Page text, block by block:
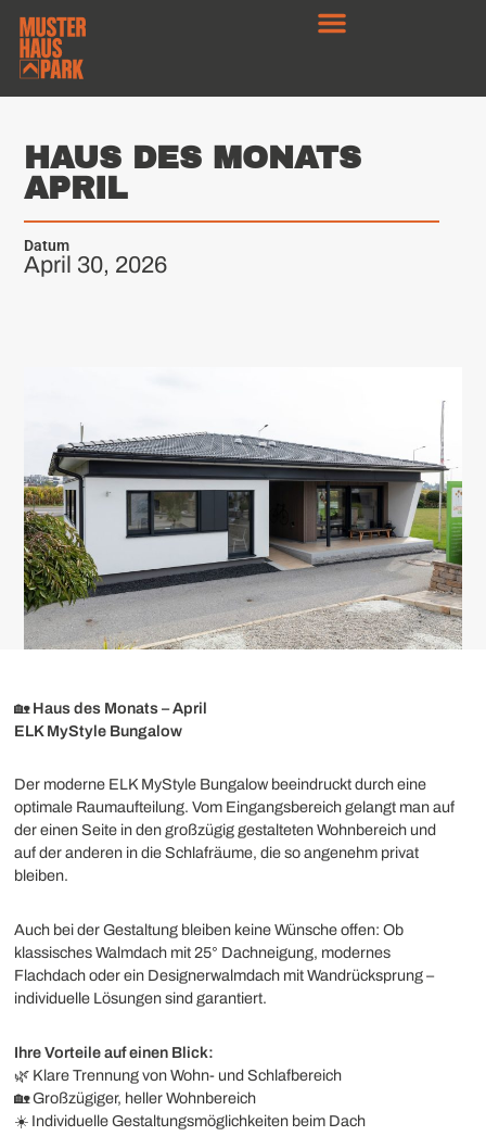
HAUS DES MONATS
APRIL
Datum
April 30, 2026
🏡Haus des Monats – April
ELK MyStyle Bungalow
Der moderne ELK MyStyle Bungalow beeindruckt durch eine
optimale Raumaufteilung. Vom Eingangsbereich gelangt man auf
der einen Seite in den großzügig gestalteten Wohnbereich und
auf der anderen in die Schlafräume, die so angenehm privat
bleiben.
Auch bei der Gestaltung bleiben keine Wünsche offen: Ob
klassisches Walmdach mit 25° Dachneigung, modernes
Flachdach oder ein Designerwalmdach mit Wandrücksprung –
individuelle Lösungen sind garantiert.
Ihre Vorteile auf einen Blick:
🌿 Klare Trennung von Wohn- und Schlafbereich
🏡 Großzügiger, heller Wohnbereich
☀️ Individuelle Gestaltungsmöglichkeiten beim Dach